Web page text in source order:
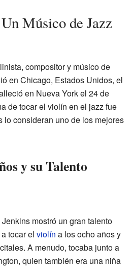
Músico de Jazz
compositor y músico de
en Chicago, Estados Unidos, el
en Nueva York el 24 de
de tocar el violín en el jazz fue
lo consideran uno de los mejores
y su Talento
mostró un gran talento
tocar el violín a los ocho años y
A menudo, tocaba junto a
quien también era una niña